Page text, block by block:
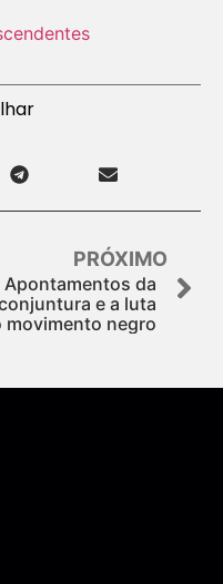
PRÓXIMO
Apontamentos da
e a luta
movimento negro